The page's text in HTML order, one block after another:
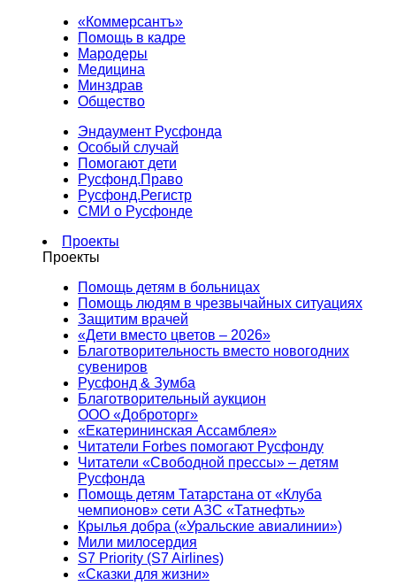
«Коммерсантъ»
Помощь в кадре
Мародеры
Медицина
Минздрав
Общество
Эндаумент Русфонда
Особый случай
Помогают дети
Русфонд.Право
Русфонд.Регистр
СМИ о Русфонде
Проекты
Проекты
Помощь детям в больницах
Помощь людям в чрезвычайных ситуациях
Защитим врачей
«Дети вместо цветов – 2026»
Благотворительность вместо новогодних
сувениров
Русфонд & Зумба
Благотворительный аукцион
ООО «Доброторг»
«Екатерининская Ассамблея»
Читатели Forbes помогают Русфонду
Читатели «Свободной прессы» – детям
Русфонда
Помощь детям Татарстана от «Клуба
чемпионов» сети АЗС «Татнефть»
Крылья добра («Уральские авиалинии»)
Мили милосердия
S7 Priority (S7 Airlines)
«Сказки для жизни»